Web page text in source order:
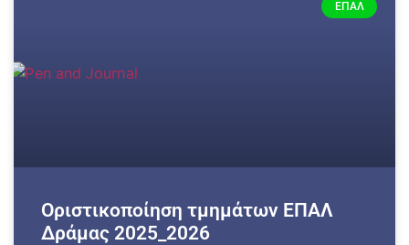
ΕΠΑΛ
Οριστικοποίηση τμημάτων ΕΠΑΛ
Δράμας 2025_2026